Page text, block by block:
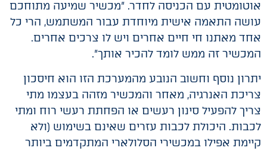
אוטומטית עם הכניסה לחדר. "מכשיר שמיעה מתוחכם
עושה התאמה אישית מיוחדת עבור המשתמש, הרי כל
אחד מאתנו חי חיים אחרים ויש לו צרכים אחרים.
המכשיר זה ממש לומד להכיר אותך".
יתרון נוסף וחשוב הנובע מהמערכת הזו הוא חיסכון
צריכת האנרגיה, מאחר והמכשיר מזהה בעצמו מתי
צריך להפעיל סינון רעשים או הפחתת רעשי רוח ומתי
לכבות. היכולת לכבות עזרים שאינם בשימוש (ולא
קיימת אפילו במכשירי הסלולארי המתקדמים ביותר